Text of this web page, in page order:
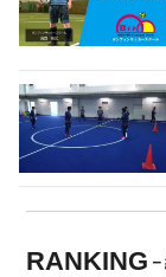
RANKING